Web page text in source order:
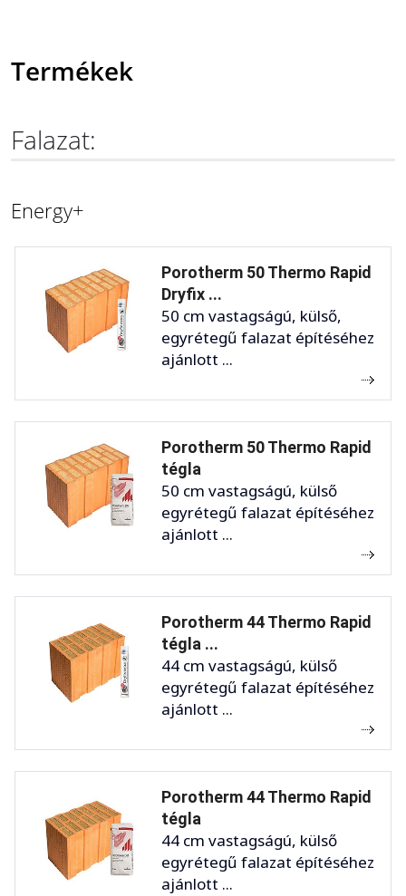
Termékek
Falazat:
Energy+
Porotherm 50 Thermo Rapid
Dryfix ...
50 cm vastagságú, külső,
egyrétegű falazat építéséhez
ajánlott ...
Porotherm 50 Thermo Rapid
tégla
50 cm vastagságú, külső
egyrétegű falazat építéséhez
ajánlott ...
Porotherm 44 Thermo Rapid
tégla ...
44 cm vastagságú, külső
egyrétegű falazat építéséhez
ajánlott ...
Porotherm 44 Thermo Rapid
tégla
44 cm vastagságú, külső
egyrétegű falazat építéséhez
ajánlott ...